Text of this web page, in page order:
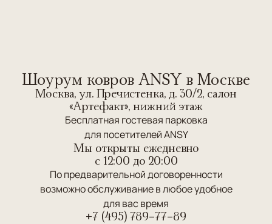
Шоурум ковров ANSY в Москве
Москва, ул. Пречистенка, д. 30/2, салон
«Артефакт», нижний этаж
Бесплатная гостевая парковка
для посетителей ANSY
Мы открыты ежедневно
c 12:00 до 20:00
По предварительной договоренности
возможно обслуживание в любое удобное
для вас время
+7 (495) 789-77-89